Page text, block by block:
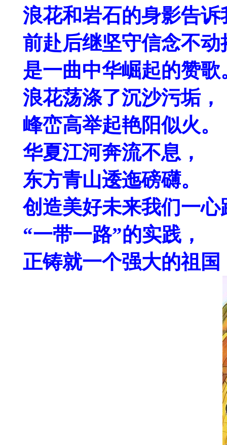
浪花和岩石的身影告诉
前赴后继坚守信念不动
是一曲中华崛起的赞歌
浪花荡涤了沉沙污垢，
峰峦高举起艳阳似火。
华夏江河奔流不息，
东方青山逶迤磅礴。
创造美好未来我们一心
“一带一路”的实践，
正铸就一个强大的祖国